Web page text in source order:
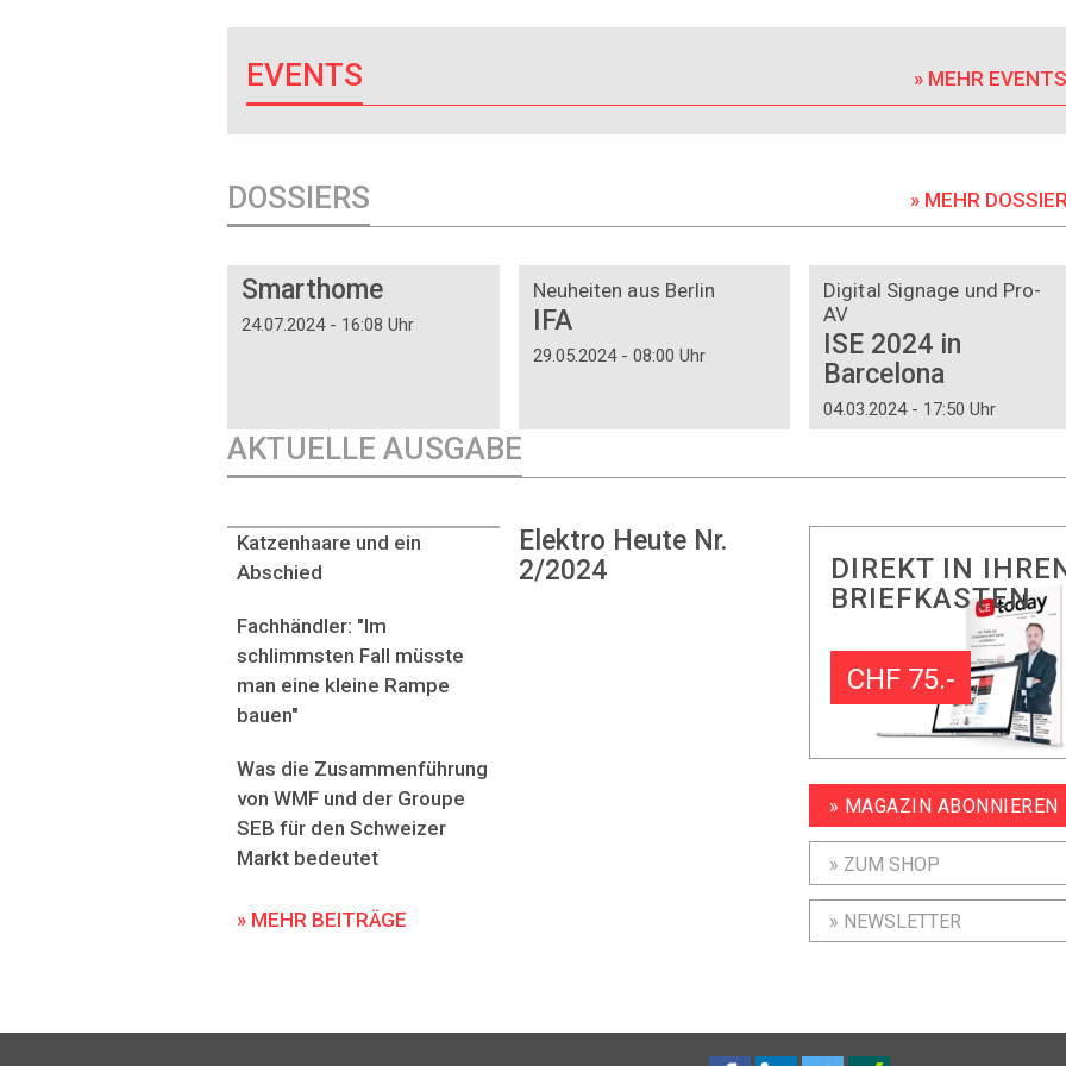
EVENTS » MEHR
DOSSIERS » MEHR
Smarthome
24.07.2024 - 16:08 Uhr
Neuheiten aus Berlin
IFA
29.05.2024 - 08:00 Uhr
Digital Signage und Pro-
AV
ISE 2024 in
Barcelona
04.03.2024 - 17:50 Uhr
AKTUELLE AUSGABE
Elektro Heute Nr.
2/2024
Katzenhaare und ein
Abschied
Fachhändler: "Im
schlimmsten Fall müsste
man eine kleine Rampe
bauen"
Was die Zusammenführung
von WMF und der Groupe
SEB für den Schweizer
Markt bedeutet
» MEHR BEITRÄGE
DIREKT IN
BRIEFKASTEN
CHF 75.-
» MAGAZIN ABONNIEREN
» ZUM SHOP
» NEWSLETTER